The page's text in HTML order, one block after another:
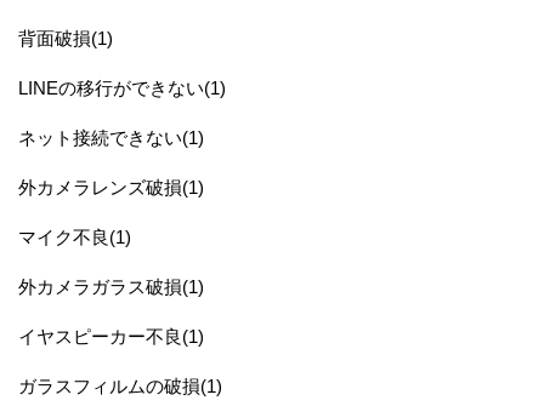
背面破損(1)
LINEの移行ができない(1)
ネット接続できない(1)
外カメラレンズ破損(1)
マイク不良(1)
外カメラガラス破損(1)
イヤスピーカー不良(1)
ガラスフィルムの破損(1)